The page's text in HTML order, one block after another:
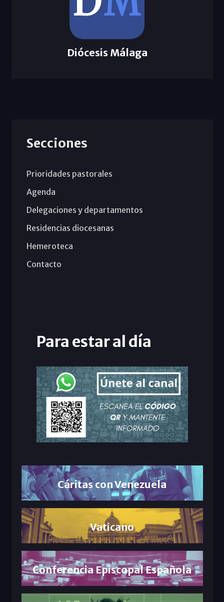
Diócesis Málaga
Secciones
Prioridades pastorales
Agenda
Delegaciones y departamentos
Residencias diocesanas
Hemeroteca
Contacto
Para estar al día
Cáritas con Venezuela
Vaticano
Conferencia Episcopal Española